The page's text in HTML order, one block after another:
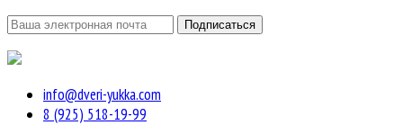
info@dveri-yukka.com
8 (925) 518-19-99